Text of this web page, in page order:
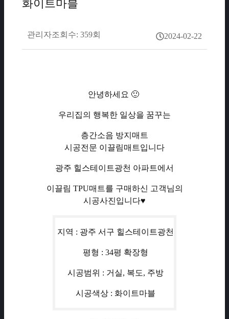
화이트마블
관리자조회수: 359회 2024-02-22
안녕하세요 🙂
우리집의 행복한 일상을 꿈꾸는
층간소음 방지매트
시공전문 이끌림매트입니다
광주 힐스테이트광천 아파트에서
이끌림 TPU매트를 구매하신 고객님의
시공사진입니다♥
지역 : 광주 서구 힐스테이트광천
평형 : 34평 확장형
시공범위 : 거실, 복도, 주방
시공색상 : 화이트마블